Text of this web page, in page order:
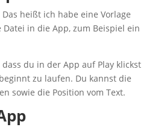
heißt ich habe eine Vorlage
in die App, zum Beispiel ein
du in der App auf Play klickst
zu laufen. Du kannst die
sowie die Position vom Text.